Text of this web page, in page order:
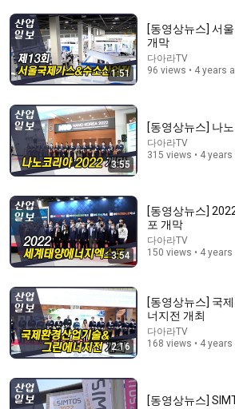
Minecraft Speedrunner Swap VS 3
Dream
New 1.1M views
Achieve: Only Korea Can Win the
Yun...
세바시 강연 Sebasi Talk • 631K views
1:51
[동영상뉴스] 서
개막
다아라TV
96 views • 4 years
3:55
[동영상뉴스] 나
다아라TV
315 views • 4 years
3:54
[동영상뉴스]
포 개막
다아라TV
150 views • 4 years
2:16
[동영상뉴스] 국
너지전 개최
다아라TV
168 views • 4 years
[동영상뉴스]